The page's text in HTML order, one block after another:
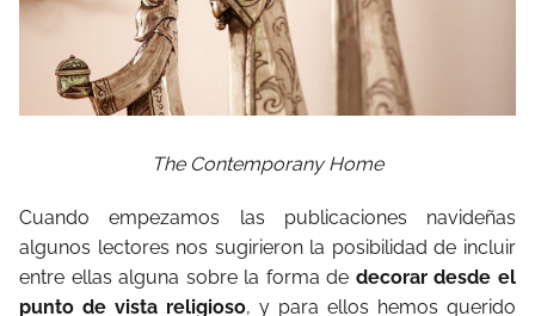
The Contemporany Home
Cuando empezamos las publicaciones navideñas
algunos lectores nos sugirieron la posibilidad de incluir
entre ellas alguna sobre la forma de decorar desde el
punto de vista religioso, y para ellos hemos querido